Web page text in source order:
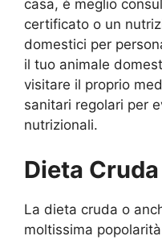
casa, è meglio
certificato o un
domestici per
il tuo animale
visitare il proprio
sanitari regolari per
nutrizionali.
Dieta
La dieta cruda o
moltissima